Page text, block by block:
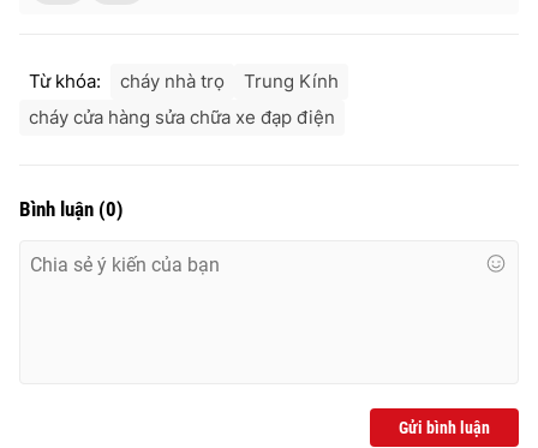
Từ khóa: cháy nhà trọ
Trung Kính
cháy cửa hàng sửa chữa xe đạp điện
Bình luận (0)
Gửi bình luận